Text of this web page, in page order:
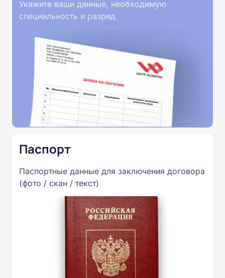
Укажите ваши данные, необходимую
специальность и разряд
Паспорт
Паспортные данные для заключения договора
(фото / скан / текст)